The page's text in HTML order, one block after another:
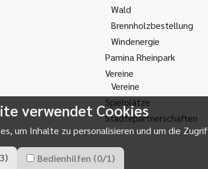
Wald
Brennholzbestellung
Windenergie
Pamina Rheinpark
Vereine
Vereine
Spielplätze
Städtepartnerschaften
verwendet Cookies
um Inhalte zu personalisieren und um die
3) Bedienhilfen (0/1)